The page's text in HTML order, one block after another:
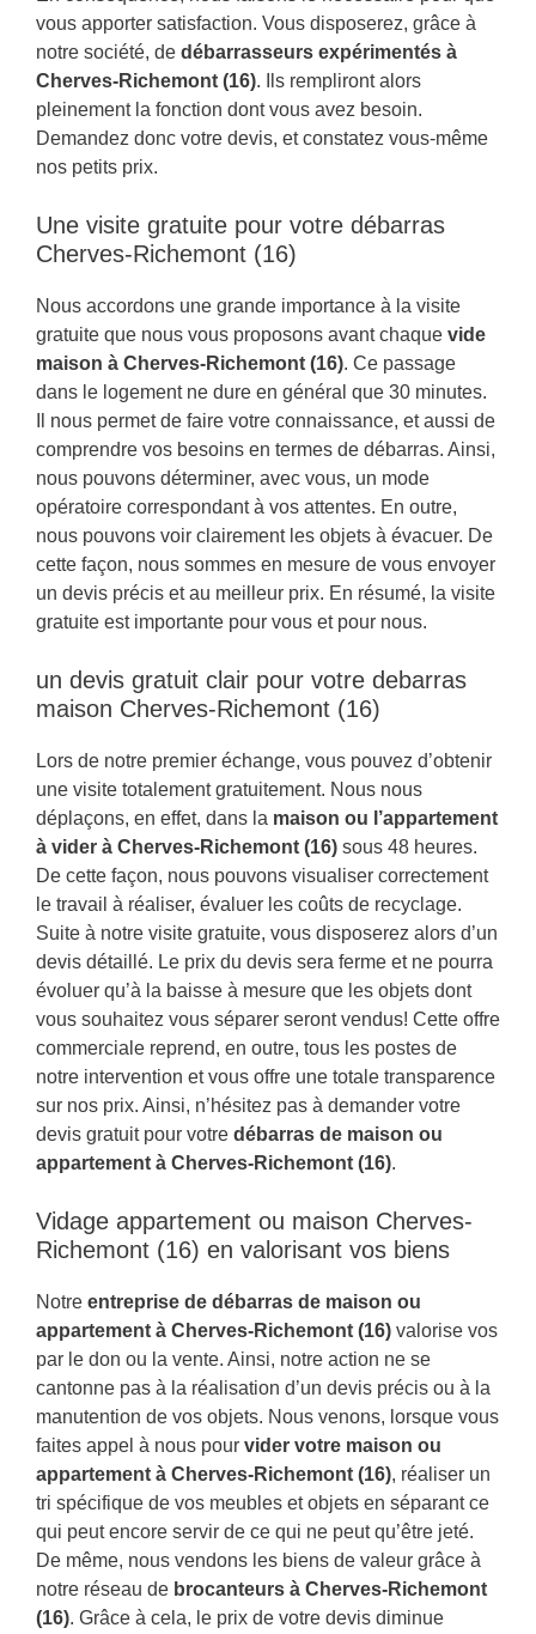
vous apporter satisfaction. Vous disposerez, grâce à
notre société, de débarrasseurs expérimentés à
Cherves-Richemont (16). Ils rempliront alors
pleinement la fonction dont vous avez besoin.
Demandez donc votre devis, et constatez vous-même
nos petits prix.
Une visite gratuite pour votre débarras
Cherves-Richemont (16)
Nous accordons une grande importance à la visite
gratuite que nous vous proposons avant chaque vide
maison à Cherves-Richemont (16). Ce passage
dans le logement ne dure en général que 30 minutes.
Il nous permet de faire votre connaissance, et aussi de
comprendre vos besoins en termes de débarras. Ainsi,
nous pouvons déterminer, avec vous, un mode
opératoire correspondant à vos attentes. En outre,
nous pouvons voir clairement les objets à évacuer. De
cette façon, nous sommes en mesure de vous envoyer
un devis précis et au meilleur prix. En résumé, la visite
gratuite est importante pour vous et pour nous.
un devis gratuit clair pour votre debarras
maison Cherves-Richemont (16)
Lors de notre premier échange, vous pouvez d’obtenir
une visite totalement gratuitement. Nous nous
déplaçons, en effet, dans la maison ou l’appartement
à vider à Cherves-Richemont (16) sous 48 heures.
De cette façon, nous pouvons visualiser correctement
le travail à réaliser, évaluer les coûts de recyclage.
Suite à notre visite gratuite, vous disposerez alors d’un
devis détaillé. Le prix du devis sera ferme et ne pourra
évoluer qu’à la baisse à mesure que les objets dont
vous souhaitez vous séparer seront vendus! Cette offre
commerciale reprend, en outre, tous les postes de
notre intervention et vous offre une totale transparence
sur nos prix. Ainsi, n’hésitez pas à demander votre
devis gratuit pour votre débarras de maison ou
appartement à Cherves-Richemont (16).
Vidage appartement ou maison Cherves-
Richemont (16) en valorisant vos biens
Notre entreprise de débarras de maison ou
appartement à Cherves-Richemont (16) valorise vos
par le don ou la vente. Ainsi, notre action ne se
cantonne pas à la réalisation d’un devis précis ou à la
manutention de vos objets. Nous venons, lorsque vous
faites appel à nous pour vider votre maison ou
appartement à Cherves-Richemont (16), réaliser un
tri spécifique de vos meubles et objets en séparant ce
qui peut encore servir de ce qui ne peut qu’être jeté.
De même, nous vendons les biens de valeur grâce à
notre réseau de brocanteurs à Cherves-Richemont
(16). Grâce à cela, le prix de votre devis diminue